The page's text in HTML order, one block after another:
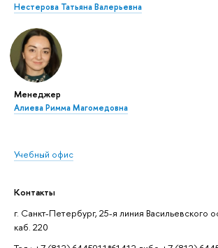
Нестерова Татьяна Валерьевна
Менеджер
Алиева Римма Магомедовна
Учебный офис
Контакты
г. Санкт-Петербург, 25-я линия Васильевского
каб. 220